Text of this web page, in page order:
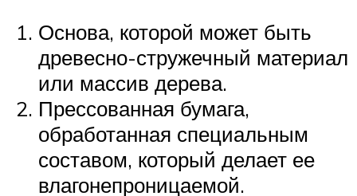
Основа, которой может быть
древесно-стружечный материал
или массив дерева.
Прессованная бумага,
обработанная специальным
составом, который делает ее
влагонепроницаемой.